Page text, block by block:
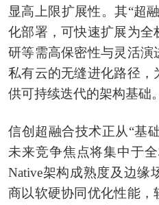
显高上限扩展性。其“超
化部署，可快速扩展为
研等需高保密性与灵活演
私有云的无缝进化路径，
供可持续迭代的架构基础。
信创超融合技术正从“基
未来竞争焦点将集中于
Native架构成熟度及边缘
商以软硬协同优化性能，